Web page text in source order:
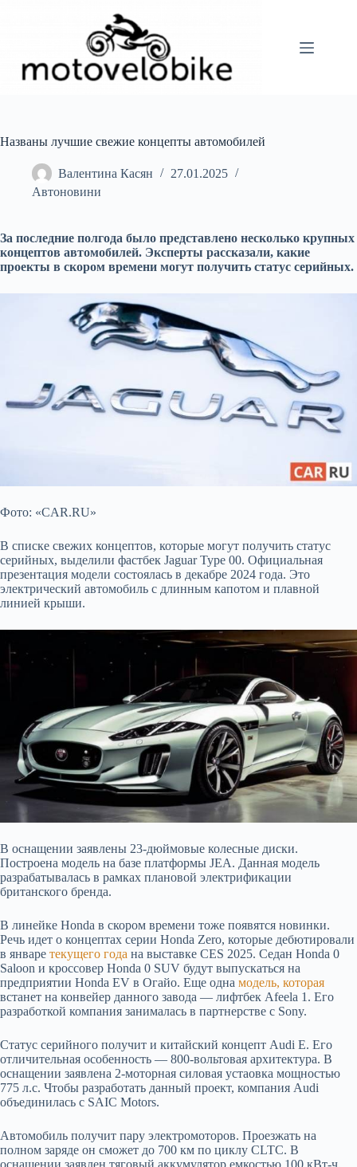
Названы лучшие свежие концепты автомобилей
Валентина Касян
27.01.2025
Автоновини
За последние полгода было представлено несколько крупных
концептов автомобилей. Эксперты рассказали, какие
проекты в скором времени могут получить статус серийных.
Фото: «CAR.RU»
В списке свежих концептов, которые могут получить статус
серийных, выделили фастбек Jaguar Type 00. Официальная
презентация модели состоялась в декабре 2024 года. Это
электрический автомобиль с длинным капотом и плавной
линией крыши.
В оснащении заявлены 23-дюймовые колесные диски.
Построена модель на базе платформы JEA. Данная модель
разрабатывалась в рамках плановой электрификации
британского бренда.
В линейке Honda в скором времени тоже появятся новинки.
Речь идет о концептах серии Honda Zero, которые дебютировали
в январе текущего года на выставке CES 2025. Седан Honda 0
Saloon и кроссовер Honda 0 SUV будут выпускаться на
предприятии Honda EV в Огайо. Еще одна модель, которая
встанет на конвейер данного завода — лифтбек Afeela 1. Его
разработкой компания занималась в партнерстве с Sony.
Статус серийного получит и китайский концепт Audi E. Его
отличительная особенность — 800-вольтовая архитектура. В
оснащении заявлена 2-моторная силовая устаовка мощностью
775 л.с. Чтобы разработать данный проект, компания Audi
объединилась с SAIC Motors.
Автомобиль получит пару электромоторов. Проезжать на
полном заряде он сможет до 700 км по циклу CLTC. В
оснащении заявлен тяговый аккумулятор емкостью 100 кВт-ч.